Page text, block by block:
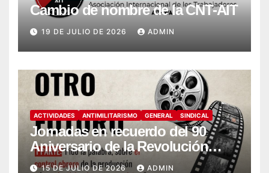
Cambio de nombre de la CNT-AIT
19 DE JULIO DE 2026 ADMIN
ACTIVIDADES ANTIMILITARISMO GENERAL SINDICAL
Jornadas en recuerdo del 90
Aniversario de la Revolución
Social (1936-2026)
15 DE JULIO DE 2026 ADMIN